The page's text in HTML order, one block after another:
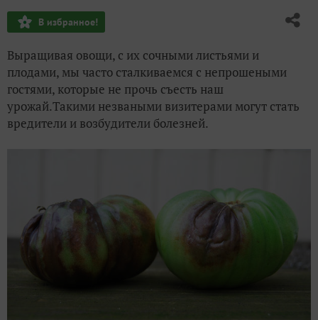
Куда посадить землянику садовую?
Как перевести вегетативный рост огурцовой лианы в
В избранное!
Выращивая овощи, с их сочными листьями и
плодами, мы часто сталкиваемся с непрошеными
гостями, которые не прочь съесть наш
урожай.Такими незваными визитерами могут стать
вредители и возбудители болезней.